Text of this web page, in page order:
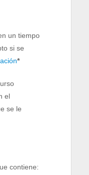
un tiempo
si se
*
el
se le
contiene: